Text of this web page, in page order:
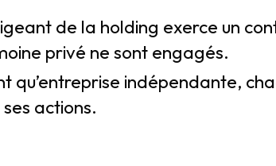
de la holding exerce un
privé ne sont engagés.
qu’entreprise indépendante,
actions.